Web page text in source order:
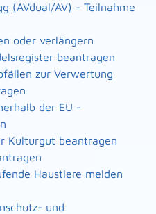
(AVdual/AV) - Teilnahme
oder verlängern
beantragen
zur Verwertung
der EU -
Kulturgut beantragen
Haustiere melden
und